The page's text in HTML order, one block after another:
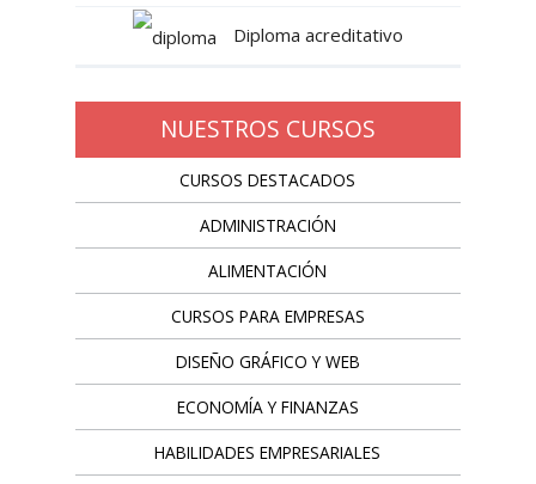
Diploma acreditativo
NUESTROS CURSOS
CURSOS DESTACADOS
ADMINISTRACIÓN
ALIMENTACIÓN
CURSOS PARA EMPRESAS
DISEÑO GRÁFICO Y WEB
ECONOMÍA Y FINANZAS
HABILIDADES EMPRESARIALES